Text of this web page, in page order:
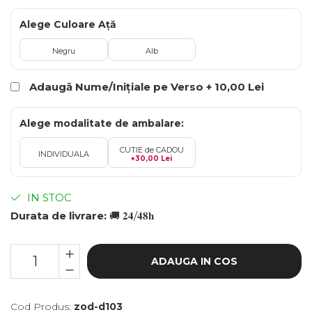
Bratari cu Perle Naturale
Alege Culoare Ață
Negru Alb
Adaugă Nume/Inițiale pe Verso + 10,00 Lei
Alege modalitate de ambalare:
INDIVIDUALA CUTIE de CADOU
+30,00 Lei
IN STOC
Durata de livrare: 🚚 𝟐𝟒/𝟒𝟖𝐡
ADAUGA IN COS
Cod Produs: zod-d103